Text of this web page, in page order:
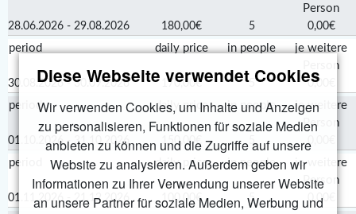
Diese Webseite verwendet Cookies
Wir verwenden Cookies, um Inhalte und Anzeigen
zu personalisieren, Funktionen für soziale Medien
anbieten zu können und die Zugriffe auf unsere
Website zu analysieren. Außerdem geben wir
Informationen zu Ihrer Verwendung unserer Website
an unsere Partner für soziale Medien, Werbung und
Person
28.06.2026 - 29.08.2026 180,00€ 5 0,00€
period daily price in people
je weitere
Person
30.08.2026 - 30.09.2026 170,00€ 5 0,00€
period daily price in people
je weitere
Person
01.10.2026 - 31.10.2026 150,00€ 5 0,00€
period daily price in people
je weitere
Person
01.11.2026 - 21.12.2026 100,00€ 5 0,00€